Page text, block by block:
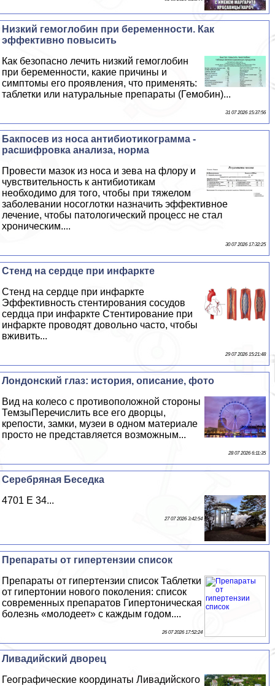
Низкий гемоглобин при беременности. Как
эффективно повысить
Как безопасно лечить низкий гемоглобин
при беременности, какие причины и
симптомы его проявления, что применять:
таблетки или натуральные препараты (Гемобин)...
31 07 2026 15:37:56
Бакпосев из носа антибиотикограмма -
расшифровка анализа, норма
Провести мaзoк из носа и зева на флору и
чувствительность к антибиотикам
необходимо для того, чтобы при тяжелом
заболевании носоглотки назначить эффективное
лечение, чтобы патологический процесс не стал
хроническим....
30 07 2026 17:32:25
Стенд на сердце при инфаркте
Стенд на сердце при инфаркте
Эффективность стентирования сосудов
сердца при инфаркте Стентирование при
инфаркте проводят довольно часто, чтобы
вживить...
29 07 2026 15:21:48
Лондонский глаз: история, описание, фото
Вид на колесо с противоположной стороны
ТемзыПеречислить все его дворцы,
крепости, замки, музеи в одном материале
просто не представляется возможным...
28 07 2026 6:11:35
Серебряная Беседка
4701 E 34...
27 07 2026 3:42:54
Препараты от гипертензии список
Препараты от гипертензии список Таблетки
от гипертонии нового поколения: список
современных препаратов Гипертоническая
болезнь «молодеет» с каждым годом....
26 07 2026 17:52:24
Ливадийский дворец
Географические координаты Ливадийского